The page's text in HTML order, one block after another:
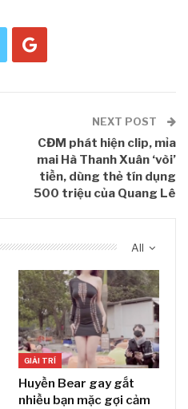
NEXT POST
CĐM phát hiện clip, mỉa
mai Hà Thanh Xuân ‘vòi’
tiền, dùng thẻ tín dụng
500 triệu của Quang Lê
All
GIẢI TRÍ
Huyền Bear gay gắt
nhiều bạn mặc gợi cảm